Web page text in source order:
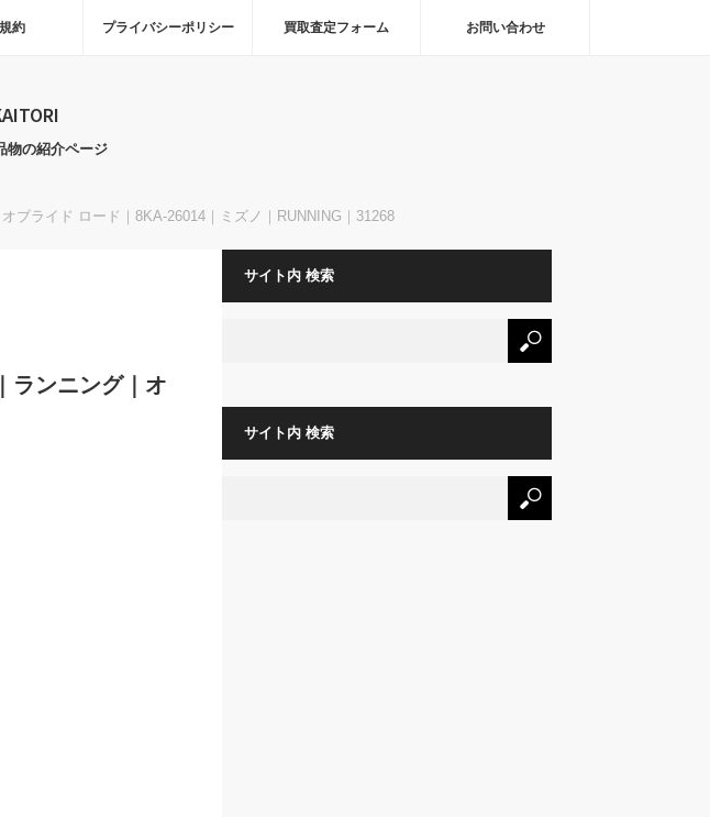
約 プライバシーポリシー 買取査定フォーム お問い合わせ
物の紹介ページ
ブライド ロード｜8KA-26014｜ミズノ｜RUNNING｜31268
ランニング｜オ
サイト内 検索
サイト内 検索